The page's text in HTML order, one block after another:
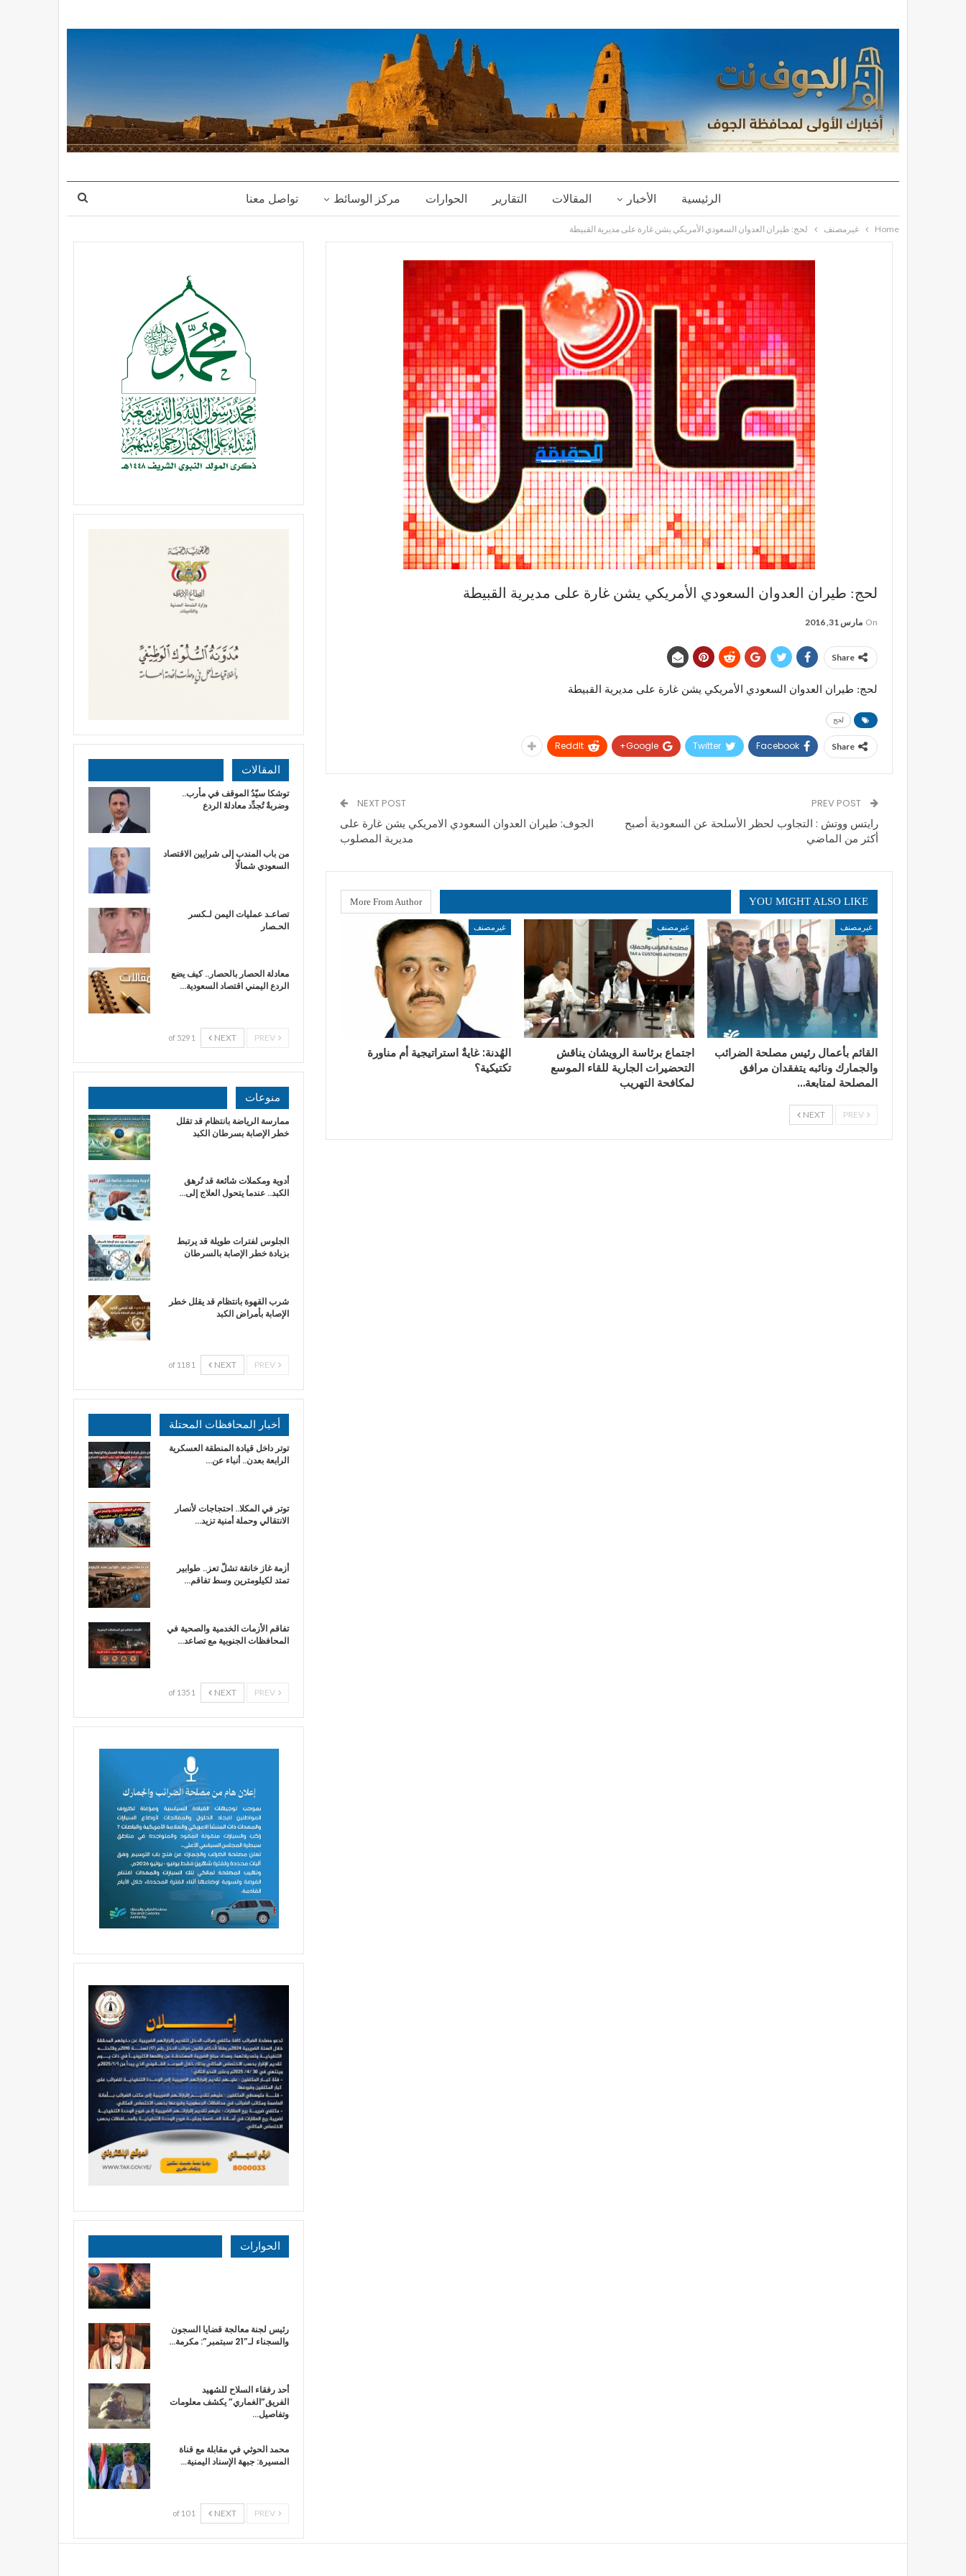
الرئيسية الأخبار المقالات التقارير الحوارات مركز الوسائط تواصل معنا
Home غيرمصنف لحج: طيران العدوان السعودي الأمريكي يشن غارة على مديرية القبيطة
لحج: طيران العدوان السعودي الأمريكي يشن غارة على مديرية القبيطة
On مارس 31, 2016
Share
لحج: طيران العدوان السعودي الأمريكي يشن غارة على مديرية القبيطة
لحج
Share
Facebook
Twitter
Google+
ReddIt
رايتس ووتش : التجاوب لحظر الأسلحة عن السعودية أصبح
أكثر من الماضي
NEXT POST
الجوف: طيران العدوان السعودي الامريكي يشن غارة على
مديرية المصلوب
YOU MIGHT ALSO LIKE
More From Author
غيرمصنف
القائم بأعمال رئيس مصلحة الضرائب
والجمارك ونائبه يتفقدان مرافق
المصلحة لمتابعة…
غيرمصنف
اجتماع برئاسة الرويشان يناقش
التحضيرات الجارية للقاء الموسع
لمكافحة التهريب
غيرمصنف
الهُدنة: غايةٌ استراتيجية أم مناورة
تكتيكية؟
NEXT
المقالات
توشكا سيّدُ الموقف في مأرب..
وضربةٌ تُجدِّد معادلةَ الردع
من باب المندب إلى شرايين الاقتصاد
السعودي شمالًا
تصاعـد عمليات اليمن لـكسر
الحـصار
معادلة الحصار بالحصار.. كيف يضع
الردع اليمني اقتصاد السعودية…
NEXT
1 of 529
منوعات
ممارسة الرياضة بانتظام قد تقلل
خطر الإصابة بسرطان الكبد
أدوية ومكملات شائعة قد تُرهق
الكبد.. عندما يتحول العلاج إلى…
الجلوس لفترات طويلة قد يرتبط
بزيادة خطر الإصابة بالسرطان
شرب القهوة بانتظام قد يقلل خطر
الإصابة بأمراض الكبد
NEXT
1 of 118
أخبار المحافظات المحتلة
توتر داخل قيادة المنطقة العسكرية
الرابعة بعدن.. أنباء عن…
توتر في المكلا.. احتجاجات لأنصار
الانتقالي وحملة أمنية تزيد…
أزمة غاز خانقة تشلّ تعز.. طوابير
تمتد لكيلومترين وسط تفاقم…
تفاقم الأزمات الخدمية والصحية في
المحافظات الجنوبية مع تصاعد…
NEXT
1 of 135
الحوارات
رئيس لجنة معالجة قضايا السجون
والسجناء لـ”21 سبتمبر”: مكرمة…
أحد رفقاء السلاح للشهيد
الفريق”الغماري” يكشف معلومات
وتفاصيل…
محمد الحوثي في مقابلة مع قناة
المسيرة: جبهة الإسناد اليمنية…
NEXT
1 of 10